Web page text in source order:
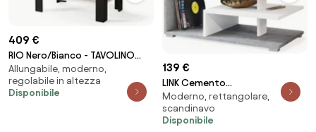
409 €
RIO Nero/Bianco - TAVOLINO
TRASFORMABILE SALVASPAZIO
ALLUNGABILE ALZABILE TAVOLO
CON RIPIANO INFERIORE
Allungabile, moderno,
regolabile in altezza
Disponibile
139 €
LINK Cemento
Millennium/Bianco - MODERNO
TAVOLINO GRIGIO CON RIPIANO
INFERIORE SIMPLE
Moderno, rettangolare,
scandinavo
Disponibile